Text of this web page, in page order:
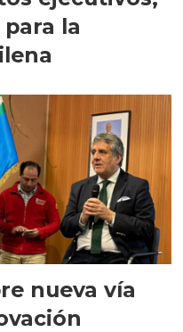
la
nueva vía